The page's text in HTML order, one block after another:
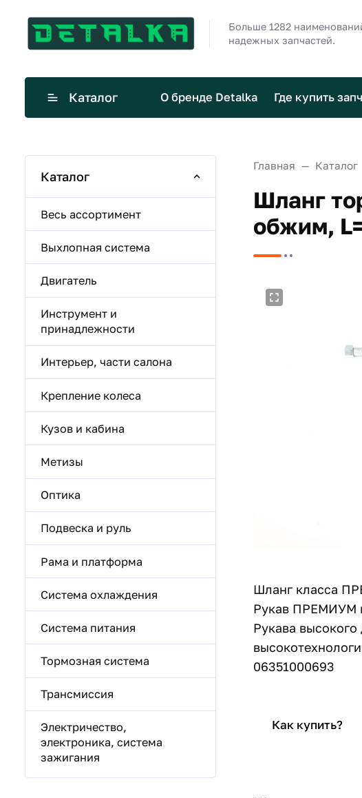
Больше 1282
надежных запчастей.
Каталог О бренде Detalka Где купить
Главная Каталог
Шланг
обжим,
Шланг класса
Рукав ПРЕМИУМ
Рукава
06351000693
Как купить?
Каталог
Весь ассортимент
Выхлопная система
Двигатель
Инструмент и
принадлежности
Интерьер, части салона
Крепление колеса
Кузов и кабина
Метизы
Оптика
Подвеска и руль
Рама и платформа
Система охлаждения
Система питания
Тормозная система
Трансмиссия
Электричество,
электроника, система
зажигания